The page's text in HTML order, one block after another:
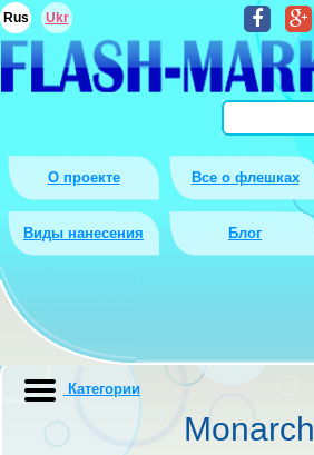
О проекте Все о флешках
Виды нанесения Блог
Rus Ukr
Monarch
Категории